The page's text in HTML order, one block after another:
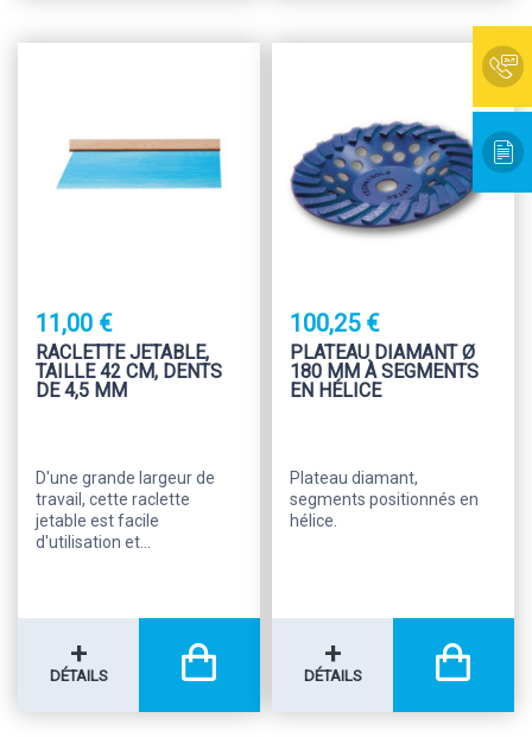
11,00 €
RACLETTE JETABLE,
TAILLE 42 CM, DENTS
DE 4,5 MM
D'une grande largeur de
travail, cette raclette
jetable est facile
d'utilisation et...
+
DÉTAILS
100,25 €
PLATEAU DIAMANT Ø
180 MM À SEGMENTS
EN HÉLICE
Plateau diamant,
segments positionnés en
hélice.
+
DÉTAILS